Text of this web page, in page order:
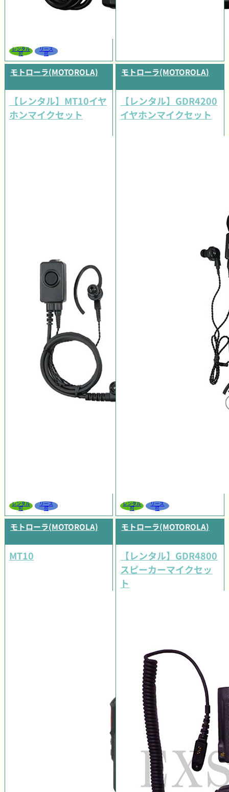
レンタル
可
リース
可
モトローラ(MOTOROLA)
【レンタル】MT10イヤ
ホンマイクセット
レンタル
可
リース
可
モトローラ(MOTOROLA)
【レンタル】GDR4200
イヤホンマイクセット
レンタル
可
リース
可
モトローラ(MOTOROLA)
MT10
モトローラ(MOTOROLA)
【レンタル】GDR4800
スピーカーマイクセッ
ト